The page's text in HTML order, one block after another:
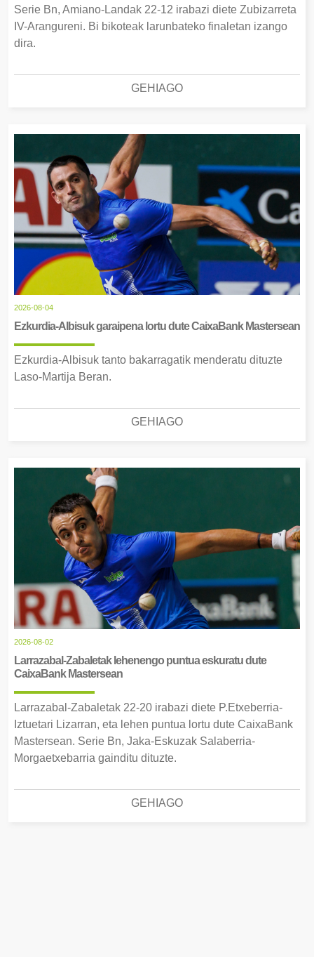
Serie Bn, Amiano-Landak 22-12 irabazi diete Zubizarreta
IV-Arangureni. Bi bikoteak larunbateko finaletan izango
dira.
GEHIAGO
2026-08-04
Ezkurdia-Albisuk garaipena lortu dute CaixaBank Mastersean
Ezkurdia-Albisuk tanto bakarragatik menderatu dituzte
Laso-Martija Beran.
GEHIAGO
2026-08-02
Larrazabal-Zabaletak lehenengo puntua eskuratu dute
CaixaBank Mastersean
Larrazabal-Zabaletak 22-20 irabazi diete P.Etxeberria-
Iztuetari Lizarran, eta lehen puntua lortu dute CaixaBank
Mastersean. Serie Bn, Jaka-Eskuzak Salaberria-
Morgaetxebarria gainditu dituzte.
GEHIAGO